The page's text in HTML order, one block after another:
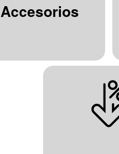
Accesorios